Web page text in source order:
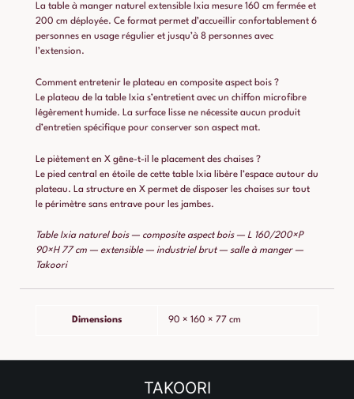
La table à manger naturel extensible Ixia mesure 160 cm fermée et
200 cm déployée. Ce format permet d’accueillir confortablement 6
personnes en usage régulier et jusqu’à 8 personnes avec
l’extension.
Comment entretenir le plateau en composite aspect bois ?
Le plateau de la table Ixia s’entretient avec un chiffon microfibre
légèrement humide. La surface lisse ne nécessite aucun produit
d’entretien spécifique pour conserver son aspect mat.
Le piètement en X gêne-t-il le placement des chaises ?
Le pied central en étoile de cette table Ixia libère l’espace autour du
plateau. La structure en X permet de disposer les chaises sur tout
le périmètre sans entrave pour les jambes.
Table Ixia naturel bois — composite aspect bois — L 160/200×P
90×H 77 cm — extensible — industriel brut — salle à manger —
Takoori
Dimensions 90 × 160 × 77 cm
TAKOORI